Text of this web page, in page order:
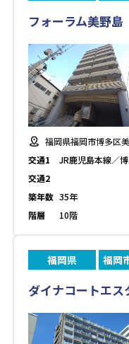
フォーラム美野島
福岡県福岡市博多区
交通1
JR鹿児島本線／
交通2
築年数 35年
階層
10階
福岡県 福岡
ダイナコートエス